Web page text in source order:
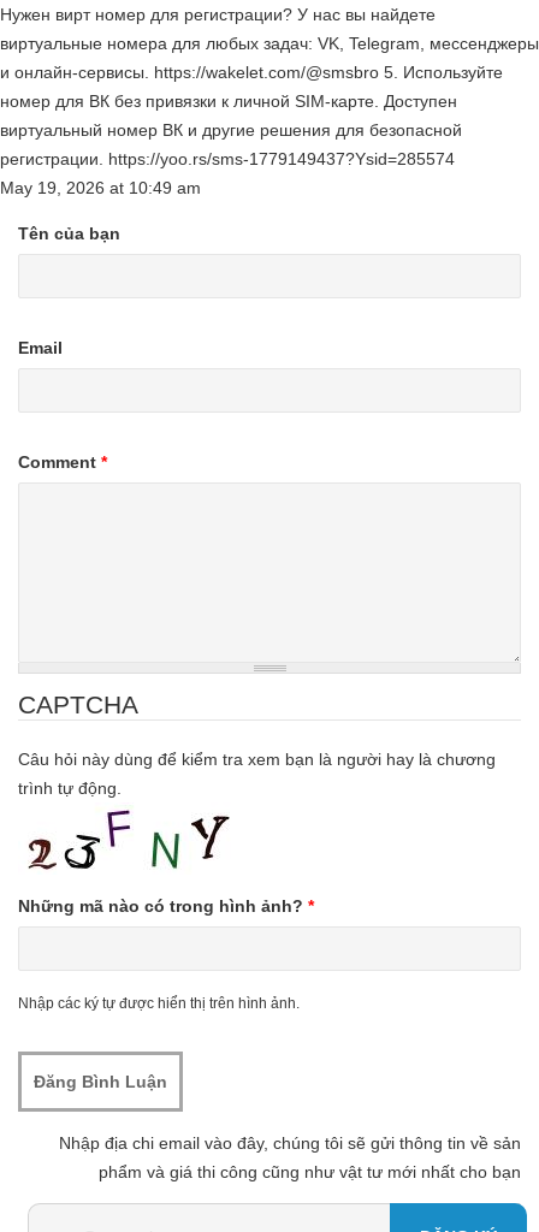
Нужен вирт номер для регистрации? У нас вы найдете
виртуальные номера для любых задач: VK, Telegram, мессенджеры
и онлайн-сервисы. https://wakelet.com/@smsbro 5. Используйте
номер для ВК без привязки к личной SIM-карте. Доступен
виртуальный номер ВК и другие решения для безопасной
регистрации. https://yoo.rs/sms-1779149437?Ysid=285574
May 19, 2026 at 10:49 am
Tên của bạn
Email
Comment *
CAPTCHA
Câu hỏi này dùng để kiểm tra xem bạn là người hay là chương
trình tự động.
Những mã nào có trong hình ảnh? *
Nhập các ký tự được hiển thị trên hình ảnh.
Nhập địa chi email vào đây, chúng tôi sẽ gửi thông tin về sản
phẩm và giá thi công cũng như vật tư mới nhất cho bạn